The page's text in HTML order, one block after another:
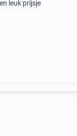
leuk prijsje